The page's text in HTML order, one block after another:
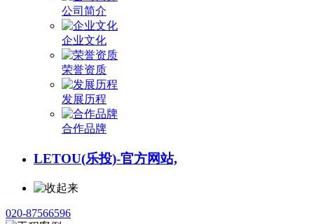
公司简介
企业文化
荣誉资质
发展历程
合作品牌
LETOU(乐投)-官方网站,
020-87566596